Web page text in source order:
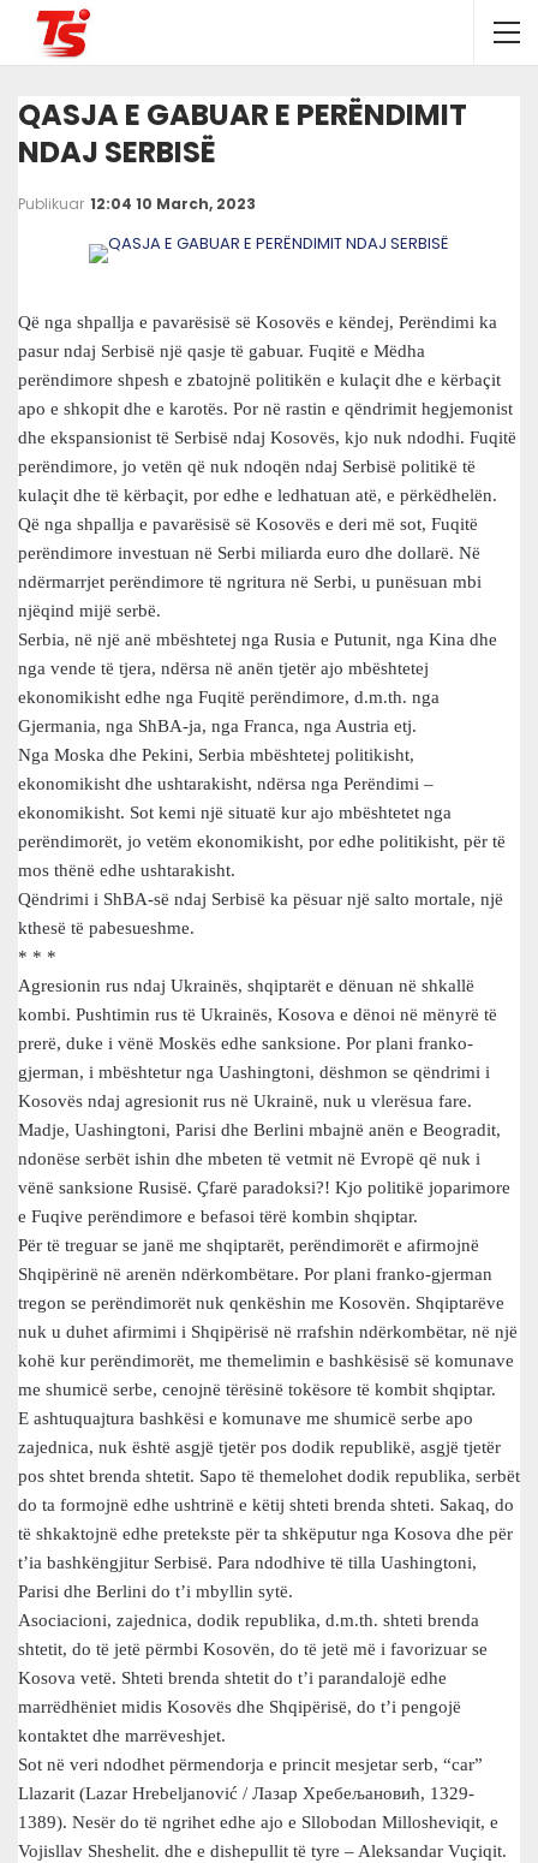
QASJA E GABUAR E PERËNDIMIT
NDAJ SERBISË
Publikuar 12:04 10 March, 2023
Që nga shpallja e pavarësisë së Kosovës e këndej, Perëndimi ka
pasur ndaj Serbisë një qasje të gabuar. Fuqitë e Mëdha
perëndimore shpesh e zbatojnë politikën e kulaçit dhe e kërbaçit
apo e shkopit dhe e karotës. Por në rastin e qëndrimit hegjemonist
dhe ekspansionist të Serbisë ndaj Kosovës, kjo nuk ndodhi. Fuqitë
perëndimore, jo vetën që nuk ndoqën ndaj Serbisë politikë të
kulaçit dhe të kërbaçit, por edhe e ledhatuan atë, e përkëdhelën.
Që nga shpallja e pavarësisë së Kosovës e deri më sot, Fuqitë
perëndimore investuan në Serbi miliarda euro dhe dollarë. Në
ndërmarrjet perëndimore të ngritura në Serbi, u punësuan mbi
njëqind mijë serbë.
Serbia, në një anë mbështetej nga Rusia e Putunit, nga Kina dhe
nga vende të tjera, ndërsa në anën tjetër ajo mbështetej
ekonomikisht edhe nga Fuqitë perëndimore, d.m.th. nga
Gjermania, nga ShBA-ja, nga Franca, nga Austria etj.
Nga Moska dhe Pekini, Serbia mbështetej politikisht,
ekonomikisht dhe ushtarakisht, ndërsa nga Perëndimi –
ekonomikisht. Sot kemi një situatë kur ajo mbështetet nga
perëndimorët, jo vetëm ekonomikisht, por edhe politikisht, për të
mos thënë edhe ushtarakisht.
Qëndrimi i ShBA-së ndaj Serbisë ka pësuar një salto mortale, një
kthesë të pabesueshme.
* * *
Agresionin rus ndaj Ukrainës, shqiptarët e dënuan në shkallë
kombi. Pushtimin rus të Ukrainës, Kosova e dënoi në mënyrë të
prerë, duke i vënë Moskës edhe sanksione. Por plani franko-
gjerman, i mbështetur nga Uashingtoni, dëshmon se qëndrimi i
Kosovës ndaj agresionit rus në Ukrainë, nuk u vlerësua fare.
Madje, Uashingtoni, Parisi dhe Berlini mbajnë anën e Beogradit,
ndonëse serbët ishin dhe mbeten të vetmit në Evropë që nuk i
vënë sanksione Rusisë. Çfarë paradoksi?! Kjo politikë joparimore
e Fuqive perëndimore e befasoi tërë kombin shqiptar.
Për të treguar se janë me shqiptarët, perëndimorët e afirmojnë
Shqipërinë në arenën ndërkombëtare. Por plani franko-gjerman
tregon se perëndimorët nuk qenkëshin me Kosovën. Shqiptarëve
nuk u duhet afirmimi i Shqipërisë në rrafshin ndërkombëtar, në një
kohë kur perëndimorët, me themelimin e bashkësisë së komunave
me shumicë serbe, cenojnë tërësinë tokësore të kombit shqiptar.
E ashtuquajtura bashkësi e komunave me shumicë serbe apo
zajednica, nuk është asgjë tjetër pos dodik republikë, asgjë tjetër
pos shtet brenda shtetit. Sapo të themelohet dodik republika, serbët
do ta formojnë edhe ushtrinë e këtij shteti brenda shteti. Sakaq, do
të shkaktojnë edhe pretekste për ta shkëputur nga Kosova dhe për
t’ia bashkëngjitur Serbisë. Para ndodhive të tilla Uashingtoni,
Parisi dhe Berlini do t’i mbyllin sytë.
Asociacioni, zajednica, dodik republika, d.m.th. shteti brenda
shtetit, do të jetë përmbi Kosovën, do të jetë më i favorizuar se
Kosova vetë. Shteti brenda shtetit do t’i parandalojë edhe
marrëdhëniet midis Kosovës dhe Shqipërisë, do t’i pengojë
kontaktet dhe marrëveshjet.
Sot në veri ndodhet përmendorja e princit mesjetar serb, “car”
Llazarit (Lazar Hrebеljanović / Лазар Хребељановић, 1329-
1389). Nesër do të ngrihet edhe ajo e Sllobodan Millosheviqit, e
Vojisllav Sheshelit. dhe e dishepullit të tyre – Aleksandar Vuçiqit.